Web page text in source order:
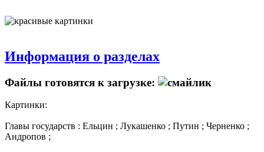
Информация о разделах
Файлы готовятся к загрузке:
Картинки:
Главы государств : Ельцин ; Лукашенко ; Путин ; Черненко ;
Андропов ;